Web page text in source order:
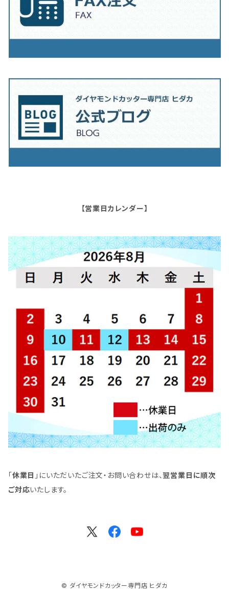
【営業日カレンダー】
「休業日 」にいただいたご注文・お問い合わせは、翌営業日に順次
ご対応いたします。
© ダイヤモンドカッター専門店 ヒダカ